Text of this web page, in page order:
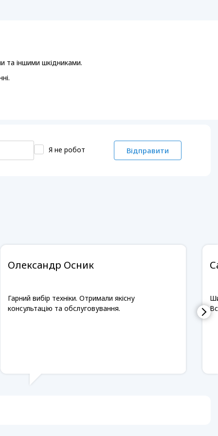
та іншими шкідниками.
Я не робот Відправити
Олександр Осник
Гарний вибір техніки. Отримали якісну
консультацію та обслуговування.